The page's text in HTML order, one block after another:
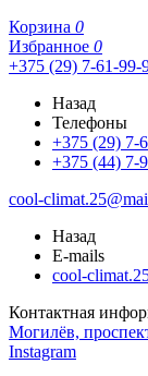
Корзина 0
Избранное 0
+375 (29) 7-61-99-
Назад
Телефоны
+375 (29) 7-
+375 (44) 7-
cool-
Назад
E-mails
cool-
Контактная
Могилёв,
Instagram